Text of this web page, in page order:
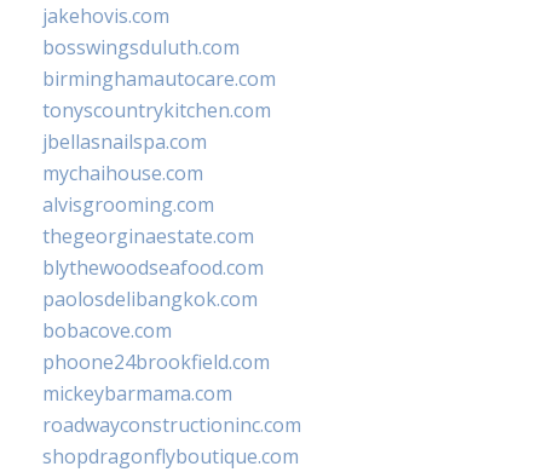
jakehovis.com
bosswingsduluth.com
birminghamautocare.com
tonyscountrykitchen.com
jbellasnailspa.com
mychaihouse.com
alvisgrooming.com
thegeorginaestate.com
blythewoodseafood.com
paolosdelibangkok.com
bobacove.com
phoone24brookfield.com
mickeybarmama.com
roadwayconstructioninc.com
shopdragonflyboutique.com